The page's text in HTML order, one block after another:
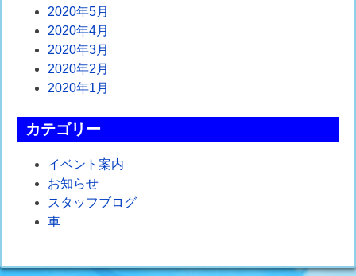
2020年5月
2020年4月
2020年3月
2020年2月
2020年1月
カテゴリー
イベント案内
お知らせ
スタッフブログ
車